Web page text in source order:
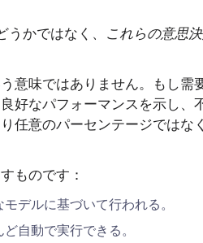
かではなく、 これらの意思
意味ではありません。もし需
好なパフォーマンスを示し、
任意のパーセンテージではなく
ものです：
デルに基づいて行われる。
自動で実行できる。